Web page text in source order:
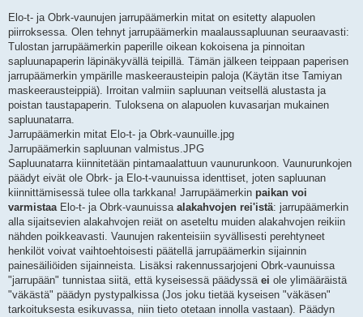
Elo-t- ja Obrk-vaunujen jarrupäämerkin mitat on esitetty alapuolen
piirroksessa. Olen tehnyt jarrupäämerkin maalaussapluunan seuraavasti:
Tulostan jarrupäämerkin paperille oikean kokoisena ja pinnoitan
sapluunapaperin läpinäkyvällä teipillä. Tämän jälkeen teippaan paperisen
jarrupäämerkin ympärille maskeerausteipin paloja (Käytän itse Tamiyan
maskeerausteippiä). Irroitan valmiin sapluunan veitsellä alustasta ja
poistan taustapaperin. Tuloksena on alapuolen kuvasarjan mukainen
sapluunatarra.
Jarrupäämerkin mitat Elo-t- ja Obrk-vaunuille.jpg
Jarrupäämerkin sapluunan valmistus.JPG
Sapluunatarra kiinnitetään pintamaalattuun vaunurunkoon. Vaunurunkojen
päädyt eivät ole Obrk- ja Elo-t-vaunuissa identtiset, joten sapluunan
kiinnittämisessä tulee olla tarkkana! Jarrupäämerkin paikan voi
varmistaaElo-t- ja Obrk-vaunuissa alakahvojen rei'istä: jarrupäämerkin
alla sijaitsevien alakahvojen reiät on aseteltu muiden alakahvojen reikiin
nähden poikkeavasti. Vaunujen rakenteisiin syvällisesti perehtyneet
henkilöt voivat vaihtoehtoisesti päätellä jarrupäämerkin sijainnin
painesäiliöiden sijainneista. Lisäksi rakennussarjojeni Obrk-vaunuissa
"jarrupään" tunnistaa siitä, että kyseisessä päädyssä ei ole ylimääräistä
"väkästä" päädyn pystypalkissa (Jos joku tietää kyseisen "väkäsen"
tarkoituksesta esikuvassa, niin tieto otetaan innolla vastaan). Päädyn